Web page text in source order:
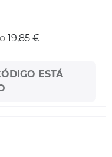
19,85 €
ESTÁ